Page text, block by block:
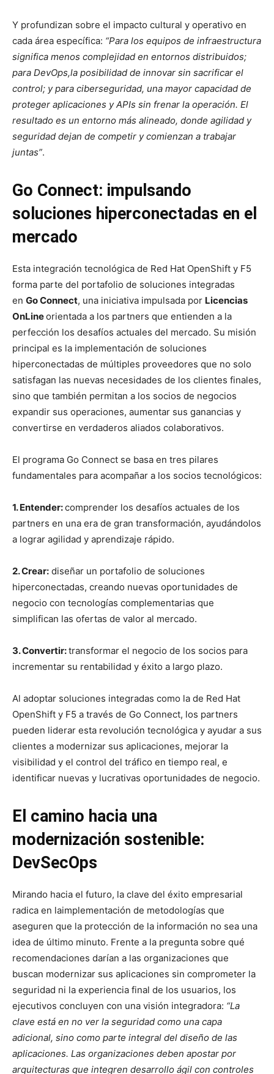
Y profundizan sobre el impacto cultural y operativo en
cada área específica: “Para los equipos de infraestructura
significa menos complejidad en entornos distribuidos;
para DevOps,la posibilidad de innovar sin sacrificar el
control; y para ciberseguridad, una mayor capacidad de
proteger aplicaciones y APIs sin frenar la operación. El
resultado es un entorno más alineado, donde agilidad y
seguridad dejan de competir y comienzan a trabajar
juntas”.
Go Connect: impulsando
soluciones hiperconectadas en el
mercado
Esta integración tecnológica de Red Hat OpenShift y F5
forma parte del portafolio de soluciones integradas
en Go Connect, una iniciativa impulsada por Licencias
OnLineorientada a los partners que entienden a la
perfección los desafíos actuales del mercado. Su misión
principal es la implementación de soluciones
hiperconectadas de múltiples proveedores que no solo
satisfagan las nuevas necesidades de los clientes finales,
sino que también permitan a los socios de negocios
expandir sus operaciones, aumentar sus ganancias y
convertirse en verdaderos aliados colaborativos.
El programa Go Connect se basa en tres pilares
fundamentales para acompañar a los socios tecnológicos:
1. Entender:comprender los desafíos actuales de los
partners en una era de gran transformación, ayudándolos
a lograr agilidad y aprendizaje rápido.
2. Crear: diseñar un portafolio de soluciones
hiperconectadas, creando nuevas oportunidades de
negocio con tecnologías complementarias que
simplifican las ofertas de valor al mercado.
3. Convertir:transformar el negocio de los socios para
incrementar su rentabilidad y éxito a largo plazo.
Al adoptar soluciones integradas como la de Red Hat
OpenShift y F5 a través de Go Connect, los partners
pueden liderar esta revolución tecnológica y ayudar a sus
clientes a modernizar sus aplicaciones, mejorar la
visibilidad y el control del tráfico en tiempo real, e
identificar nuevas y lucrativas oportunidades de negocio.
El camino hacia una
modernización sostenible:
DevSecOps
Mirando hacia el futuro, la clave del éxito empresarial
radica en laimplementación de metodologías que
aseguren que la protección de la información no sea una
idea de último minuto. Frente a la pregunta sobre qué
recomendaciones darían a las organizaciones que
buscan modernizar sus aplicaciones sin comprometer la
seguridad ni la experiencia final de los usuarios, los
ejecutivos concluyen con una visión integradora: “La
clave está en no ver la seguridad como una capa
adicional, sino como parte integral del diseño de las
aplicaciones. Las organizaciones deben apostar por
arquitecturas que integren desarrollo ágil con controles